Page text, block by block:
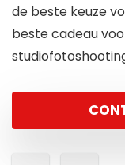
de beste keuze
beste cadeau